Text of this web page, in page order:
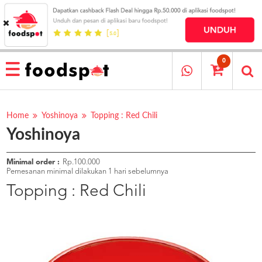
HOME
MENU
RESTAURANT
PESAN
OUR
COMPANY
KATA
MEREKA
KATALOG
0
Home Yoshinoya Topping : Red Chili
Yoshinoya
Minimal order :
Rp.100.000
Pemesanan minimal dilakukan 1 hari sebelumnya
Topping : Red Chili